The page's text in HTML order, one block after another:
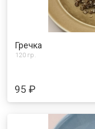
Гречка
120 гр.
95 ₽